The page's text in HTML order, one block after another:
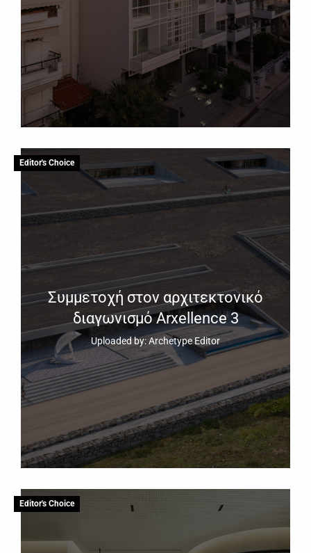
Editor's Choice
Συμμετοχή στον αρχιτεκτονικό
διαγωνισμό Arxellence 3
Uploaded by: Archetype Editor
Editor's Choice